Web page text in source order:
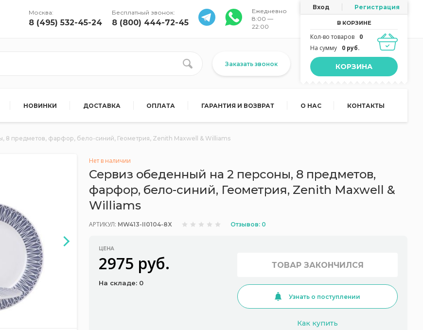
Москва:
8 (495) 532-45-24
Бесплатный звонок:
8 (800) 444-72-45
Ежедневно
8:00 —
22:00
Вход Регистрация
В КОРЗИНЕ
Кол-во товаров
0
На сумму
0 руб.
КОРЗИНА
Заказать звонок
НОВИНКИ ДОСТАВКА ОПЛАТА ГАРАНТИЯ И ВОЗВРАТ О НАС КОНТАКТЫ
8 предметов, фарфор, бело-синий, Геометрия, Zenith Maxwell & Williams
Нет в наличии
Сервиз обеденный на 2 персоны, 8 предметов,
фарфор, бело-синий, Геометрия, Zenith Maxwell &
Williams
АРТИКУЛ: MW413-II0104-8X Отзывов: 0
ЦЕНА
2975 руб.
На складе: 0
ТОВАР ЗАКОНЧИЛСЯ
Узнать о поступлении
Как купить